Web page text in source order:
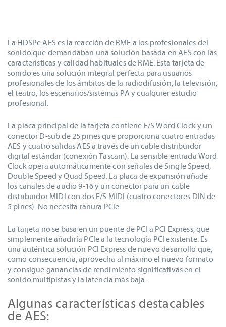
La HDSPe AES es la reacción de RME a los profesionales del
sonido que demandaban una solución basada en AES con las
características y calidad habituales de RME. Esta tarjeta de
sonido es una solución integral perfecta para usuarios
profesionales de los ámbitos de la radiodifusión, la televisión,
el teatro, los escenarios/sistemas PA y cualquier estudio
profesional.
La placa principal de la tarjeta contiene E/S Word Clock y un
conector D-sub de 25 pines que proporciona cuatro entradas
AES y cuatro salidas AES a través de un cable distribuidor
digital estándar (conexión Tascam). La sensible entrada Word
Clock opera automáticamente con señales de Single Speed,
Double Speed y Quad Speed. La placa de expansión añade
los canales de audio 9-16 y un conector para un cable
distribuidor MIDI con dos E/S MIDI (cuatro conectores DIN de
5 pines). No necesita ranura PCIe.
La tarjeta no se basa en un puente de PCI a PCI Express, que
simplemente añadiría PCIe a la tecnología PCI existente. Es
una auténtica solución PCI Express de nuevo desarrollo que,
como consecuencia, aprovecha al máximo el nuevo formato
y consigue ganancias de rendimiento significativas en el
sonido multipistas y la latencia más baja.
Algunas características destacables
de AES: